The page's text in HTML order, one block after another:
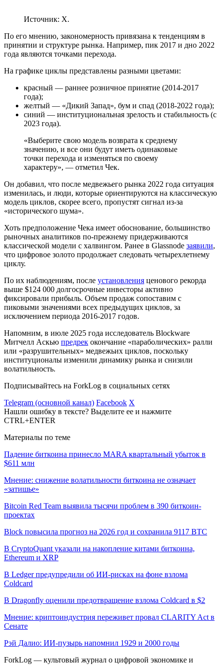
Источник: X.
По его мнению, закономерность привязана к тенденциям в
принятии и структуре рынка. Например, пик 2017 и дно 2022
года являются точками перехода.
На графике циклы представлены разными цветами:
красный — раннее розничное принятие (2014-2017
года);
желтый — «Дикий Запад», бум и спад (2018-2022 года);
синий — институциональная зрелость и стабильность (с
2023 года).
«Выберите свою модель возврата к среднему
значению, и все они будут иметь одинаковые
точки перехода и изменяться по своему
характеру», — отметил Чек.
Он добавил, что после медвежьего рынка 2022 года ситуация
изменилась, и люди, которые ориентируются на классическую
модель циклов, скорее всего, пропустят сигнал из-за
«исторического шума».
Хоть предположение Чека имеет обоснование, большинство
рыночных аналитиков по-прежнему придерживаются
классической модели с халвингом. Ранее в Glassnode заявили,
что цифровое золото продолжает следовать четырехлетнему
циклу.
По их наблюдениям, после установления ценового рекорда
выше $124 000 долгосрочные инвесторы активно
фиксировали прибыль. Объем продаж сопоставим с
пиковыми значениями всех предыдущих циклов, за
исключением периода 2016-2017 годов.
Напомним, в июле 2025 года исследователь Blockware
Митчелл Аскью предрек окончание «параболических» ралли
или «разрушительных» медвежьих циклов, поскольку
институционалы изменили динамику рынка и снизили
волатильность.
Подписывайтесь на ForkLog в социальных сетях
Telegram (основной канал) Facebook X
Нашли ошибку в тексте? Выделите ее и нажмите
CTRL+ENTER
Материалы по теме
Падение биткоина принесло MARA квартальный убыток в
$611 млн
Мнение: снижение волатильности биткоина не означает
«затишье»
Bitcoin Red Team выявила тысячи проблем в 390 биткоин-
проектах
Block повысила прогноз на 2026 год и сохранила 9117 BTC
В CryptoQuant указали на накопление китами биткоина,
Ethereum и XRP
В Ledger предупредили об ИИ-рисках на фоне взлома
Coldcard
В Dragonfly оценили предотвращение взлома Coldcard в $2
Мнение: криптоиндустрия переживет провал CLARITY Act в
Сенате
Рэй Далио: ИИ-пузырь напомнил 1929 и 2000 годы
ForkLog — культовый журнал о цифровой экономике и